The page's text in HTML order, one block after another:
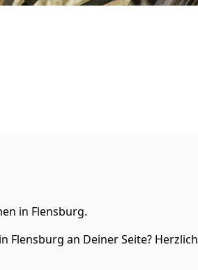
in Flensburg.
an Deiner Seite? Herzlich